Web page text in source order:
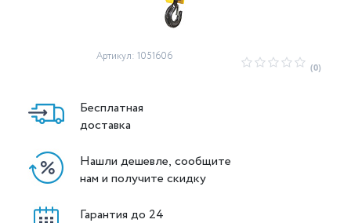
Артикул: 1051606
(0)
Бесплатная
доставка
Нашли дешевле, сообщите
нам и получите скидку
Гарантия до 24